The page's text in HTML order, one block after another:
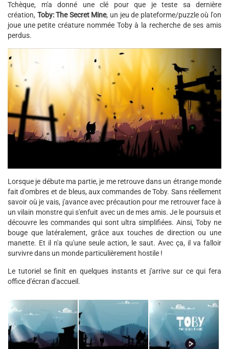
Tchèque, m'a donné une clé pour que je teste sa dernière
création, Toby: The Secret Mine, un jeu de plateforme/puzzle où l'on
joue une petite créature nommée Toby à la recherche de ses amis
perdus.
Lorsque je débute ma partie, je me retrouve dans un étrange monde
fait d'ombres et de bleus, aux commandes de Toby. Sans réellement
savoir où je vais, j'avance avec précaution pour me retrouver face à
un vilain monstre qui s'enfuit avec un de mes amis. Je le poursuis et
découvre les commandes qui sont ultra simplifiées. Ainsi, Toby ne
bouge que latéralement, grâce aux touches de direction ou une
manette. Et il n'a qu'une seule action, le saut. Avec ça, il va falloir
survivre dans un monde particulièrement hostile !
Le tutoriel se finit en quelques instants et j'arrive sur ce qui fera
office d'écran d'accueil.